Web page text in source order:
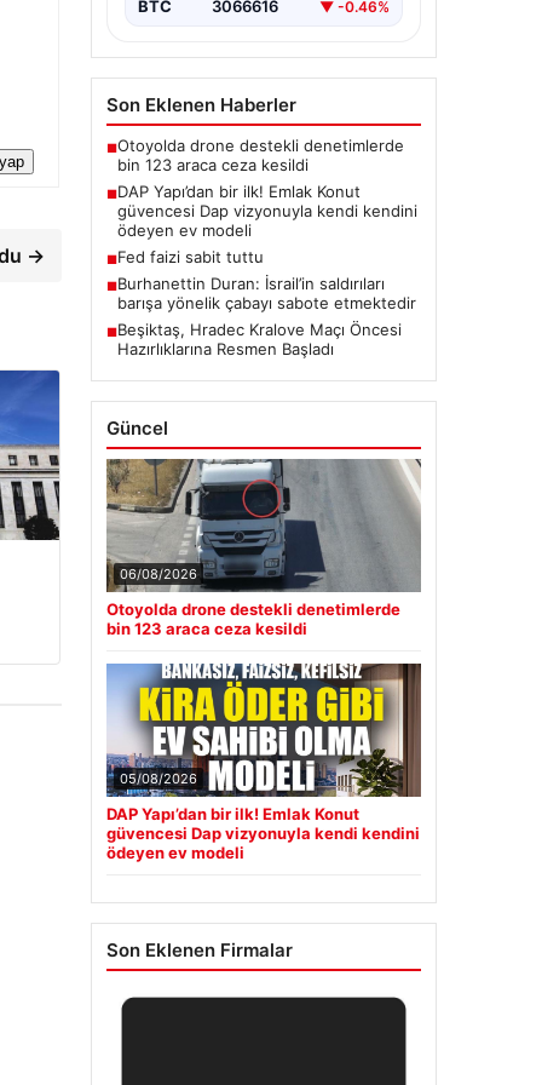
→
BTC 3066616 ▼ -0.46%
Son Eklenen Haberler
■Otoyolda drone destekli denetimlerde
bin 123 araca ceza kesildi
■DAP Yapı’dan bir ilk! Emlak Konut
güvencesi Dap vizyonuyla kendi kendini
ödeyen ev modeli
■Fed faizi sabit tuttu
■Burhanettin Duran: İsrail’in saldırıları
barışa yönelik çabayı sabote etmektedir
■Beşiktaş, Hradec Kralove Maçı Öncesi
Hazırlıklarına Resmen Başladı
Güncel
06/08/2026
Otoyolda drone destekli denetimlerde
bin 123 araca ceza kesildi
05/08/2026
DAP Yapı’dan bir ilk! Emlak Konut
güvencesi Dap vizyonuyla kendi kendini
ödeyen ev modeli
Son Eklenen Firmalar